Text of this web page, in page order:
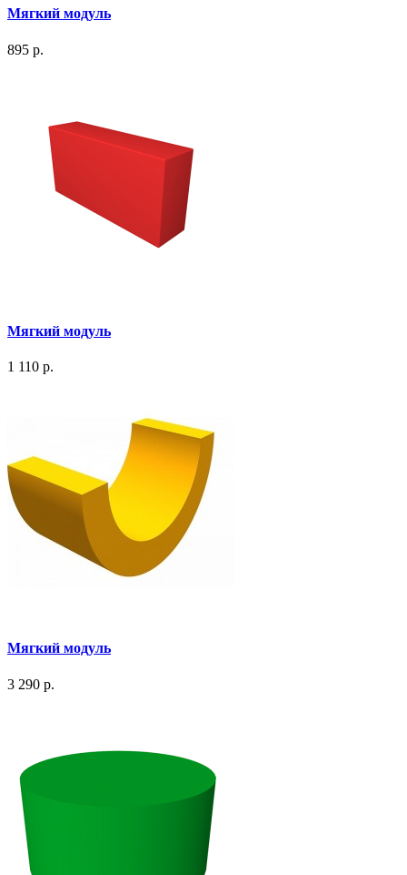
Мягкий модуль
895 р.
Мягкий модуль
1 110 р.
Мягкий модуль
3 290 р.